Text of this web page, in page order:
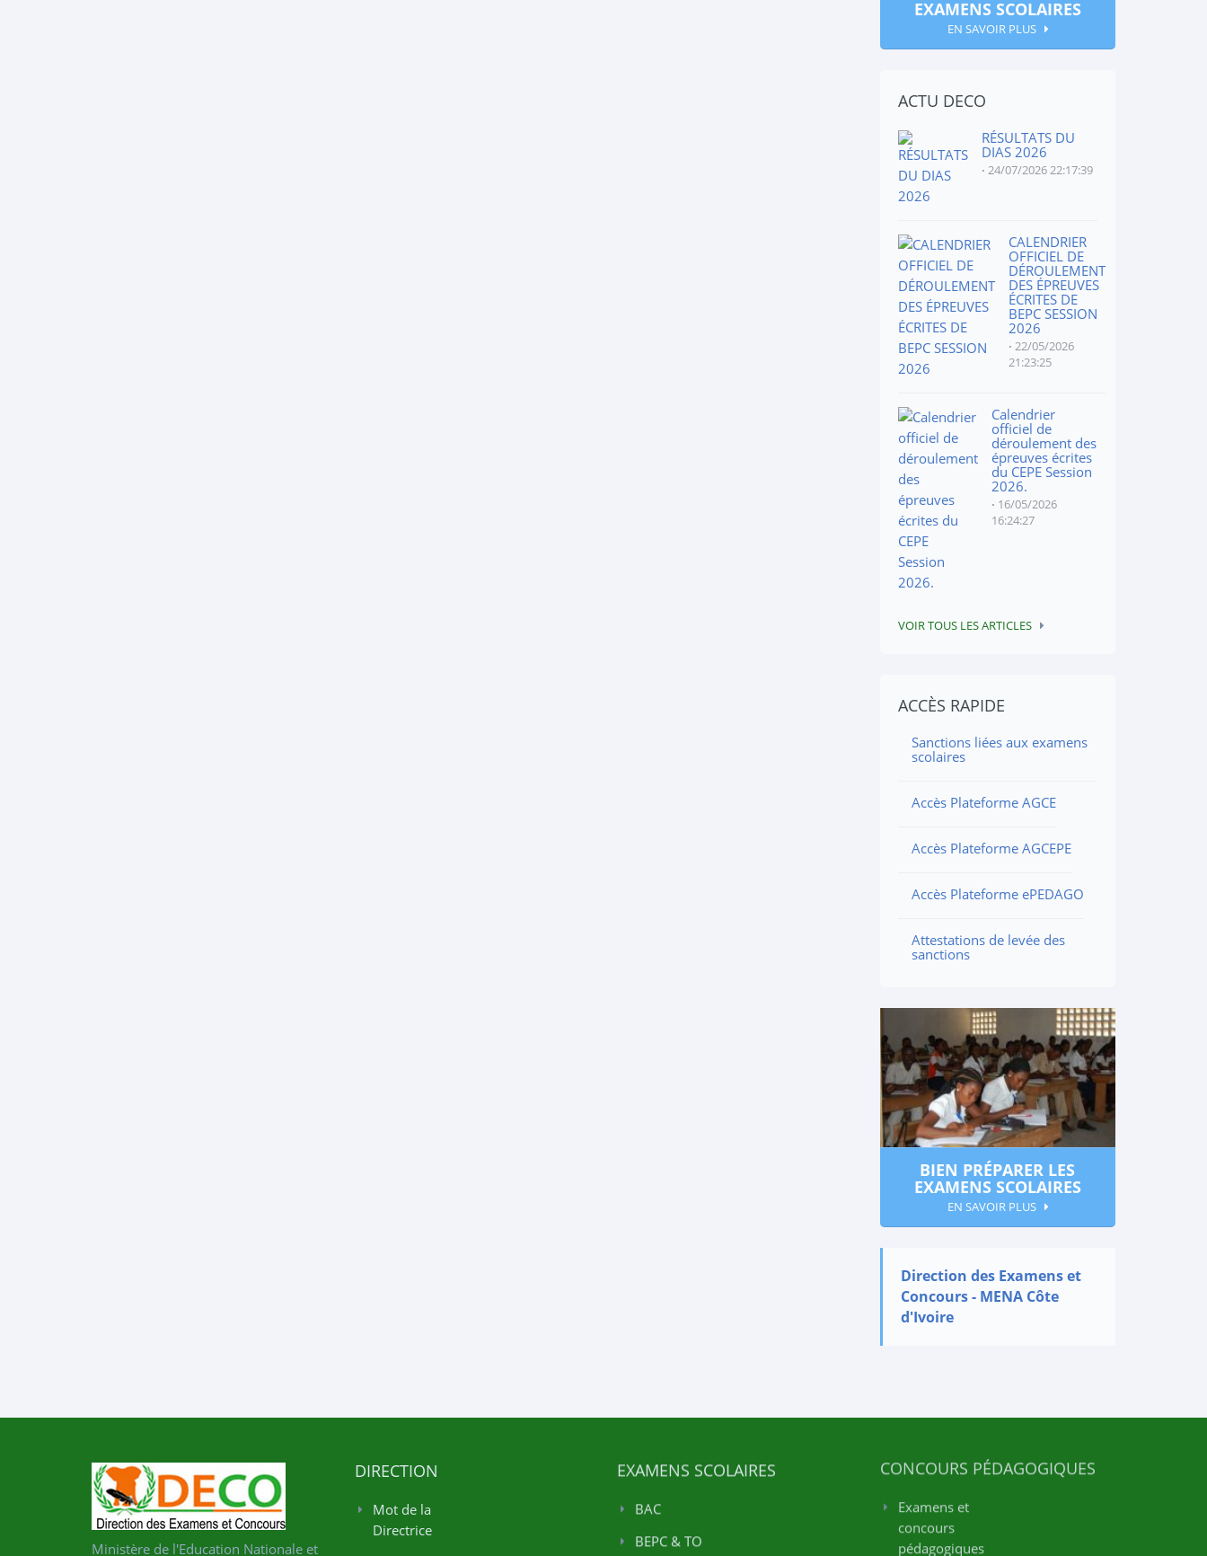
EXAMENS SCOLAIRES
EN SAVOIR PLUS
ACTU DECO
RÉSULTATS DU
DIAS 2026
24/07/2026 22:17:39
CALENDRIER
OFFICIEL DE
DÉROULEMENT
DES ÉPREUVES
ÉCRITES DE
BEPC SESSION
2026
22/05/2026
21:23:25
Calendrier
officiel de
déroulement des
épreuves écrites
du CEPE Session
2026.
16/05/2026
16:24:27
VOIR TOUS LES ARTICLES
ACCÈS RAPIDE
Sanctions liées aux examens
scolaires
Accès Plateforme AGCE
Accès Plateforme AGCEPE
Accès Plateforme ePEDAGO
Attestations de levée des
sanctions
BIEN PRÉPARER LES
EXAMENS SCOLAIRES
EN SAVOIR PLUS
Direction des Examens et
Concours - MENA Côte
d'Ivoire
Ministère de l'Education Nationale et
DIRECTION
Mot de la
Directrice
EXAMENS SCOLAIRES
BAC
BEPC & TO
CONCOURS PÉDAGOGIQUES
Examens et
concours
pédagogiques